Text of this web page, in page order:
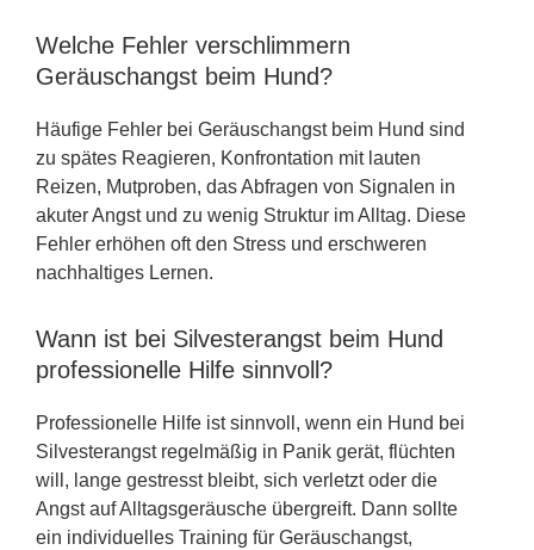
Welche Fehler verschlimmern
Geräuschangst beim Hund?
Häufige Fehler bei Geräuschangst beim Hund sind
zu spätes Reagieren, Konfrontation mit lauten
Reizen, Mutproben, das Abfragen von Signalen in
akuter Angst und zu wenig Struktur im Alltag. Diese
Fehler erhöhen oft den Stress und erschweren
nachhaltiges Lernen.
Wann ist bei Silvesterangst beim Hund
professionelle Hilfe sinnvoll?
Professionelle Hilfe ist sinnvoll, wenn ein Hund bei
Silvesterangst regelmäßig in Panik gerät, flüchten
will, lange gestresst bleibt, sich verletzt oder die
Angst auf Alltagsgeräusche übergreift. Dann sollte
ein individuelles Training für Geräuschangst,